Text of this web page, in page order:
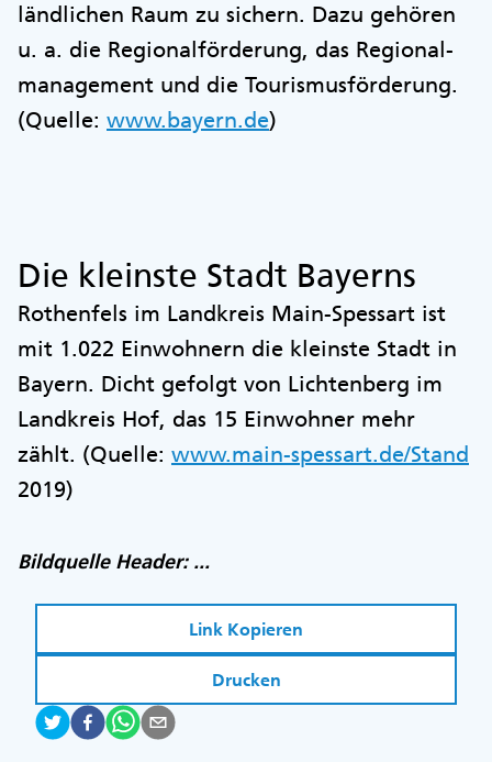
ländlichen Raum zu sichern. Dazu gehören
u. a. die Regionalförderung, das Regional-
management und die Tourismusförderung.
(Quelle: www.bayern.de)
Die kleinste Stadt Bayerns
Rothenfels im Landkreis Main-Spessart ist
mit 1.022 Einwohnern die kleinste Stadt in
Bayern. Dicht gefolgt von Lichtenberg im
Landkreis Hof, das 15 Einwohner mehr
zählt. (Quelle: www.main-spessart.de/Stand
2019)
Bildquelle Header: ...
Link Kopieren
Drucken